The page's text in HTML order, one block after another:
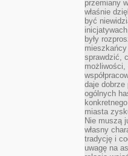
przemiany
właśnie
być
były
sprawdzić,
możliwości,
daje dobrze
ogólnych
miasta
Nie muszą
własny
tradycję i
uwagę na